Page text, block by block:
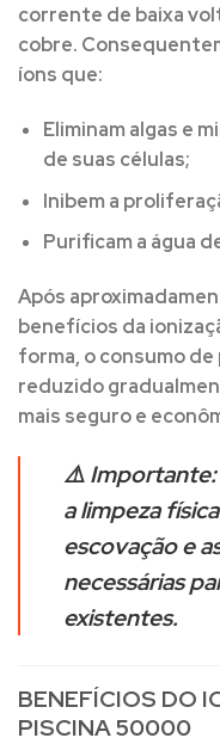
corrente de baixa
cobre.
íons que:
Eliminam algas e
de suas células;
Inibem a
Purificam a água
Após
benefícios da
forma, o consumo
reduzido
mais seguro e
⚠️Importante:
a limpeza física
escovação e
necessárias
existentes.
BENEFÍCIOS DO
PISCINA 50000